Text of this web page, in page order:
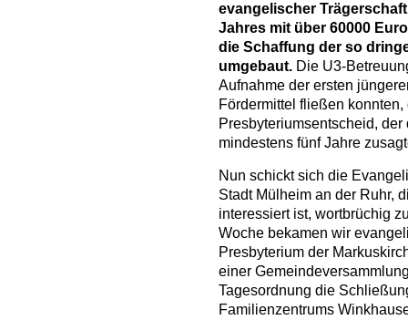
evangelischer
Jahres mit über 60000
die Schaffung der so
umgebaut. Die U3-
Aufnahme der ersten
Fördermittel fließen
Presbyteriumsentscheid,
mindestens fünf Jahre
Nun schickt sich die
Stadt Mülheim an der Ruhr,
interessiert ist, wortbrüchig
Woche bekamen wir
Presbyterium der
einer
Tagesordnung die
Familienzentrums